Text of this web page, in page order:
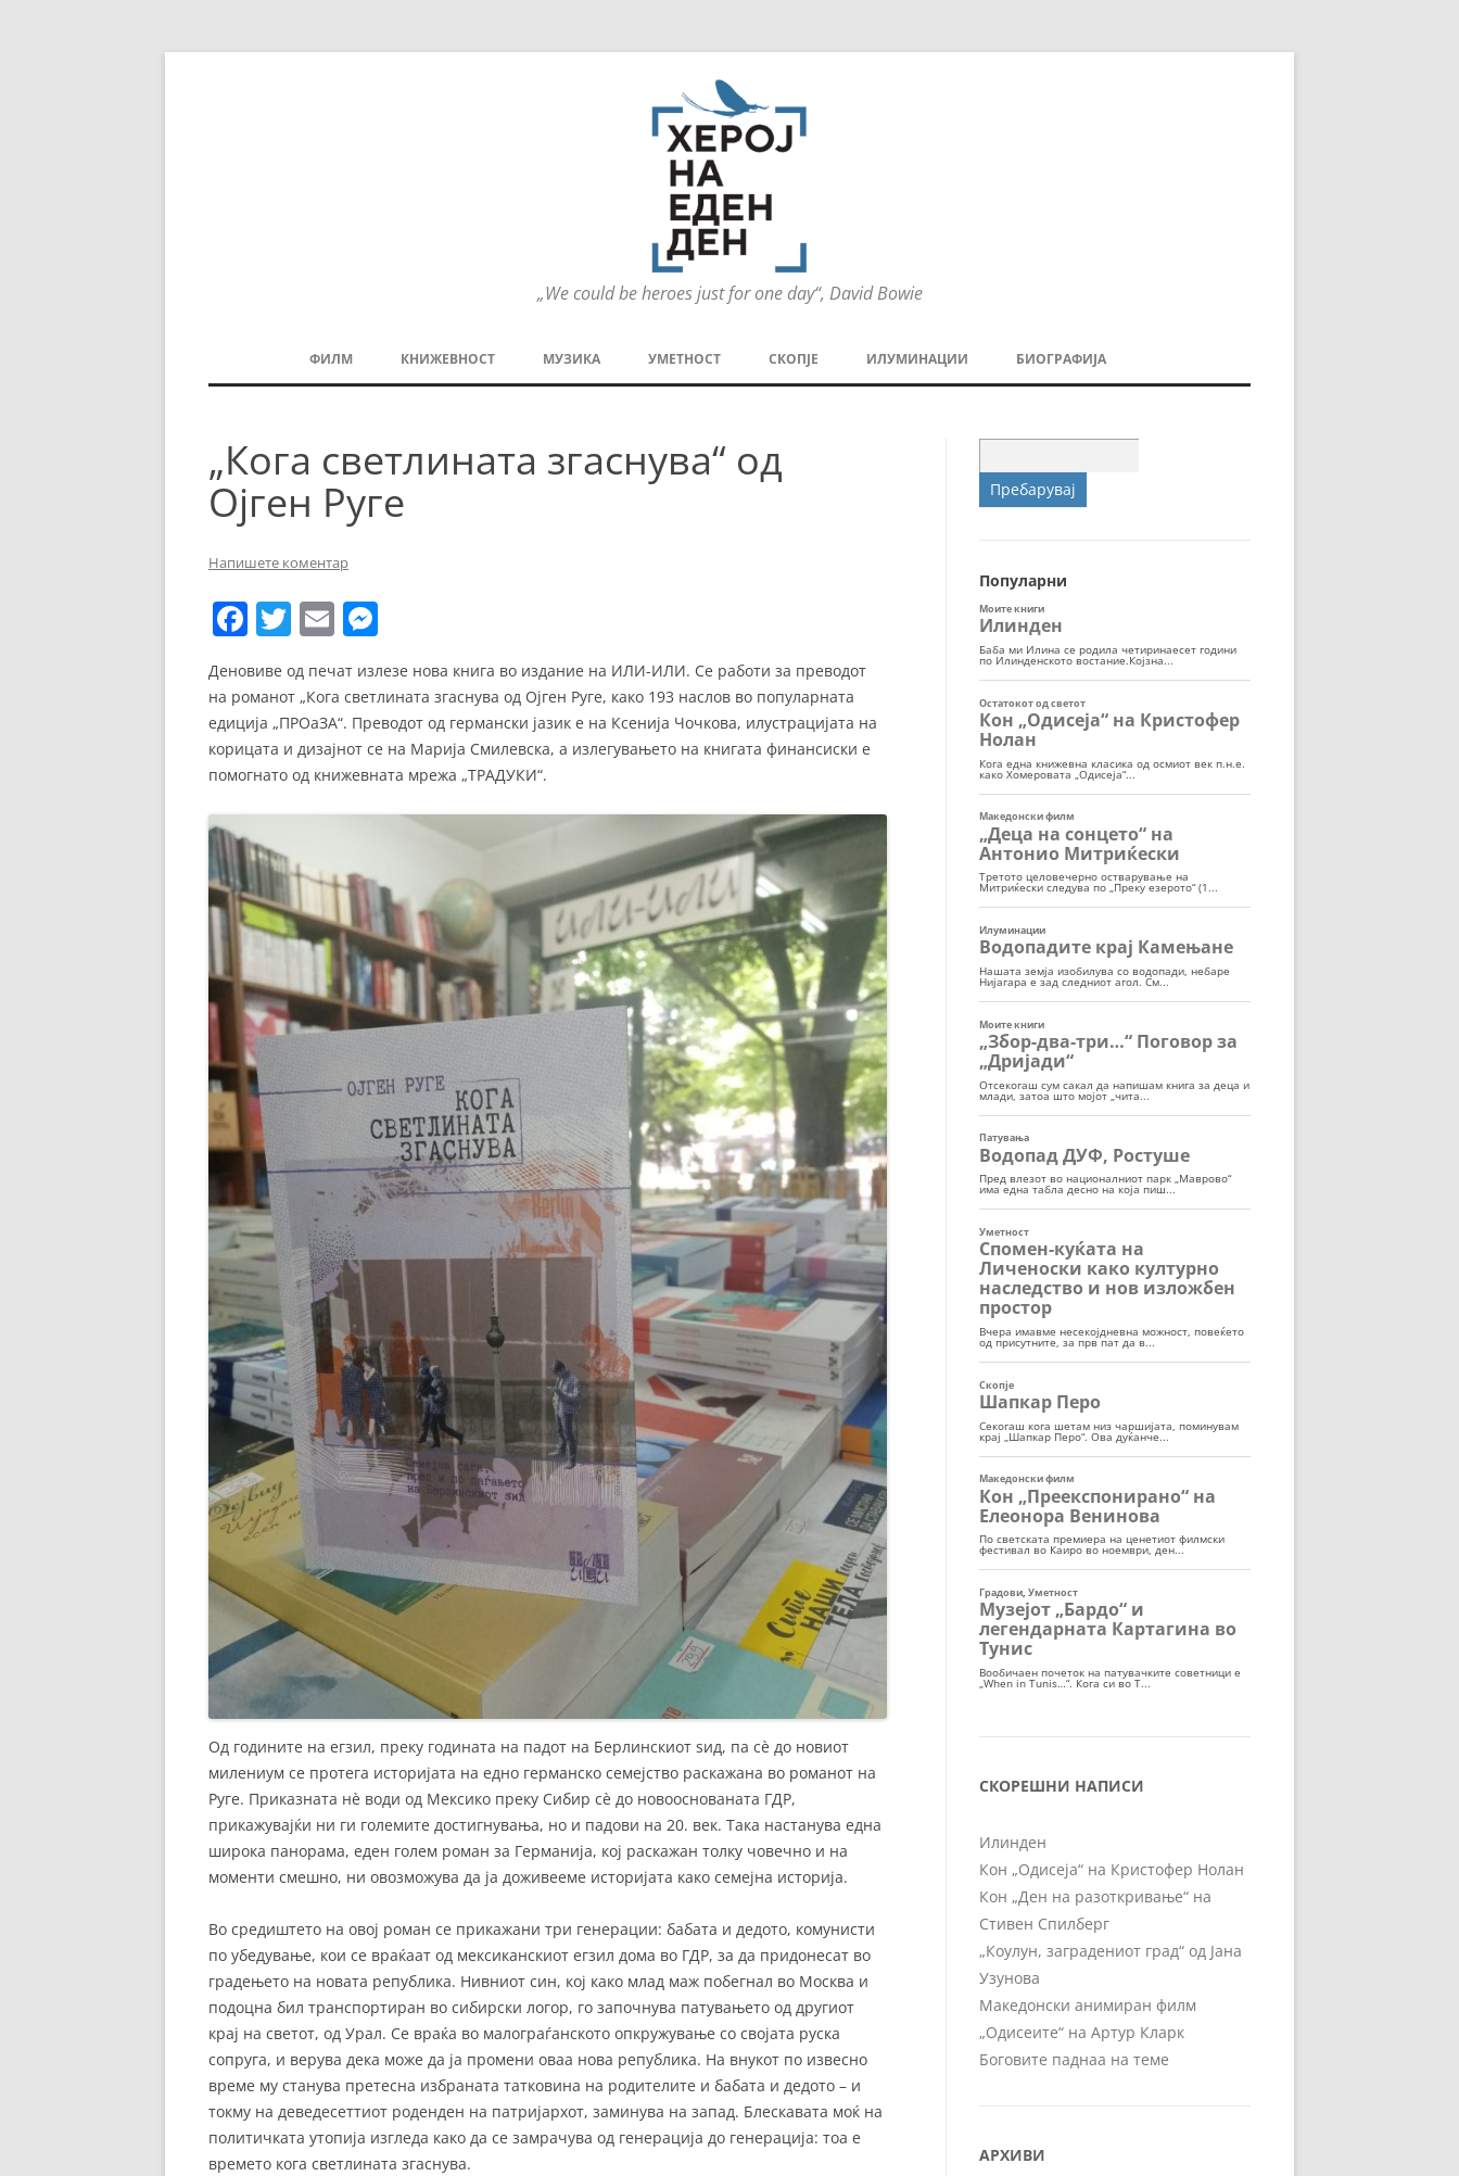
„We could be heroes just for one day“, David Bowie
содржината
ФИЛМ
ЕВРОПСКИ ФИЛМ
ФИЛМОПОЛИС
КНИЖЕВНОСТ МУЗИКА УМЕТНОСТ СКОПЈЕ ИЛУМИНАЦИИ
СПОРТ
БИОГРАФИЈА
„Кога светлината згаснува“ од
Ојген Руге
Напишете коментар
F
c
e
b
o
o
k
T
itt
er
E
ai
l
ss
e
n
g
er
Деновиве од печат излезе нова книга во издание на ИЛИ-ИЛИ. Се работи за преводот
на романот „Кога светлината згаснува од Ојген Руге, како 193 наслов во популарната
едиција „ПРОаЗА“. Преводот од германски јазик е на Ксенија Чочкова, илустрацијата на
корицата и дизајнот се на Марија Смилевска, а излегувањето на книгата финансиски е
помогнато од книжевната мрежа „ТРАДУКИ“.
Од годините на егзил, преку годината на падот на Берлинскиот ѕид, па сѐ до новиот
милениум се протега историјата на едно германско семејство раскажана во романот на
Руге. Приказната нѐ води од Мексико преку Сибир сѐ до новооснованата ГДР,
прикажувајќи ни ги големите достигнувања, но и падови на 20. век. Така настанува една
широка панорама, еден голем роман за Германија, кој раскажан толку човечно и на
моменти смешно, ни овозможува да ја доживееме историјата како семејна историја.
Во средиштето на овој роман се прикажани три генерации: бабата и дедото, комунисти
по убедување, кои се враќаат од мексиканскиот егзил дома во ГДР, за да придонесат во
градењето на новата република. Нивниот син, кој како млад маж побегнал во Москва и
подоцна бил транспортиран во сибирски логор, го започнува патувањето од другиот
крај на светот, од Урал. Се враќа во малограѓанското опкружување со својата руска
сопруга, и верува дека може да ја промени оваа нова република. На внукот по извесно
време му станува претесна избраната татковина на родителите и бабата и дедото – и
токму на деведесеттиот роденден на патријархот, заминува на запад. Блескавата моќ на
политичката утопија изгледа како да се замрачува од генерација до генерација: тоа е
времето кога светлината згаснува.
за:
Популарни
СКОРЕШНИ НАПИСИ
Илинден
Кон „Одисеја“ на Кристофер Нолан
Кон „Ден на разоткривање“ на
Стивен Спилберг
„Коулун, заградениот град“ од Јана
Узунова
Македонски анимиран филм
„Одисеите“ на Артур Кларк
Боговите паднаа на теме
АРХИВИ